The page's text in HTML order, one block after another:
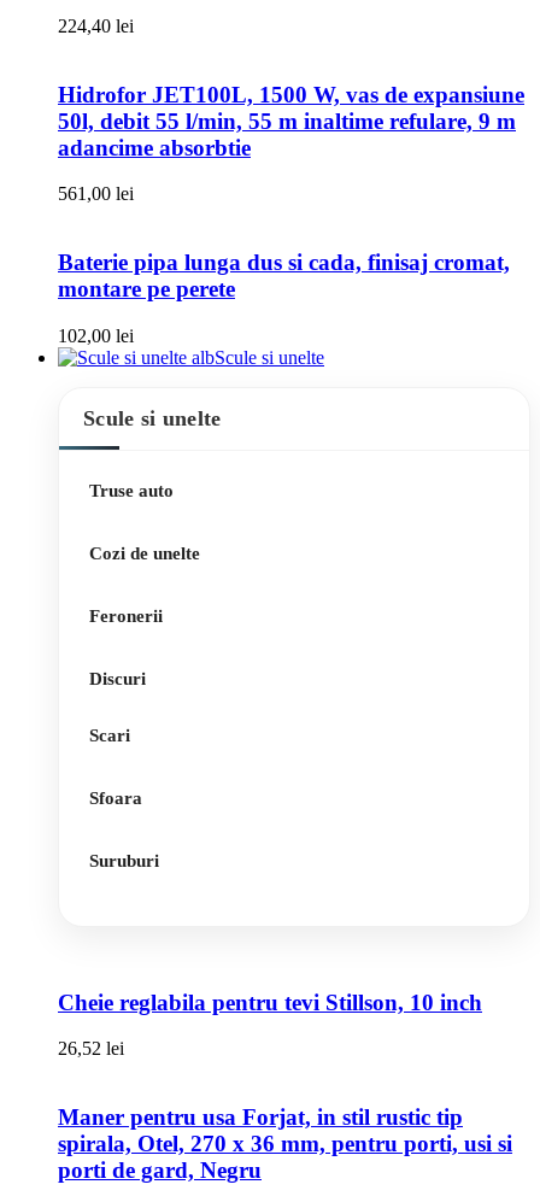
224,40 lei
Hidrofor JET100L, 1500 W, vas de expansiune
50l, debit 55 l/min, 55 m inaltime refulare, 9 m
adancime absorbtie
561,00 lei
Baterie pipa lunga dus si cada, finisaj cromat,
montare pe perete
102,00 lei
Scule si unelte
Scule si unelte
Truse auto
Cozi de unelte
Feronerii
Discuri
Scari
Sfoara
Suruburi
Cheie reglabila pentru tevi Stillson, 10 inch
26,52 lei
Maner pentru usa Forjat, in stil rustic tip
spirala, Otel, 270 x 36 mm, pentru porti, usi si
porti de gard, Negru